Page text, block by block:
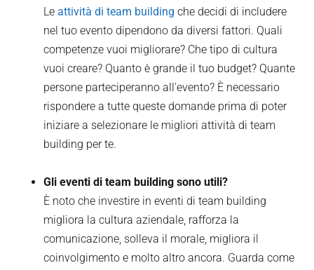
Leattività di team building che decidi di includere
nel tuo evento dipendono da diversi fattori. Quali
competenze vuoi migliorare? Che tipo di cultura
vuoi creare? Quanto è grande il tuo budget? Quante
persone parteciperanno all'evento? È necessario
rispondere a tutte queste domande prima di poter
iniziare a selezionare le migliori attività di team
building per te.
Gli eventi di team building sono utili?
È noto che investire in eventi di team building
migliora la cultura aziendale, rafforza la
comunicazione, solleva il morale, migliora il
coinvolgimento e molto altro ancora. Guarda come